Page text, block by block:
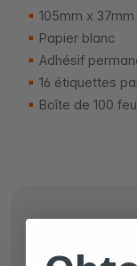
105mm x 37mm
Papier blanc
Adhésif
16 étiquettes
Boîte de 100